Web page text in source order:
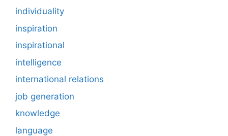
individuality
inspiration
inspirational
intelligence
international relations
job generation
knowledge
language